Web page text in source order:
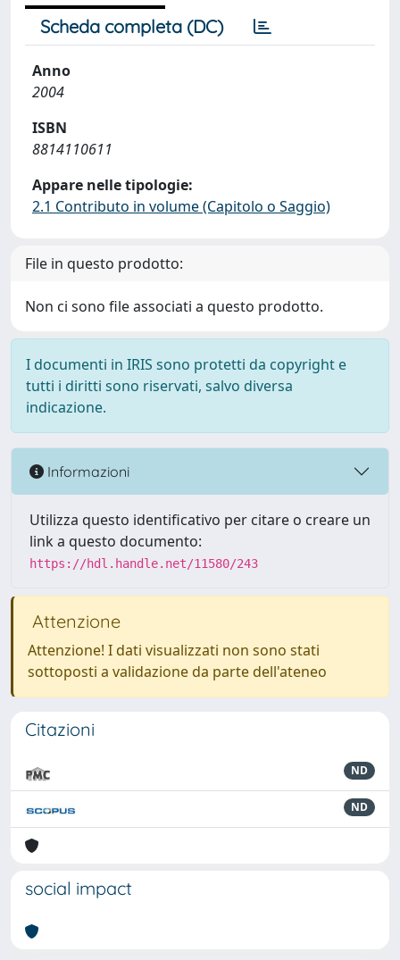
Scheda completa (DC)
Anno
2004
ISBN
8814110611
Appare nelle tipologie:
2.1 Contributo in volume (Capitolo o Saggio)
File in questo prodotto:
Non ci sono file associati a questo prodotto.
I documenti in IRIS sono protetti da copyright e
tutti i diritti sono riservati, salvo diversa
indicazione.
Informazioni
Utilizza questo identificativo per citare o creare un
link a questo documento:
https://hdl.handle.net/11580/243
Attenzione
Attenzione! I dati visualizzati non sono stati
sottoposti a validazione da parte dell'ateneo
Citazioni
ND
ND
social impact